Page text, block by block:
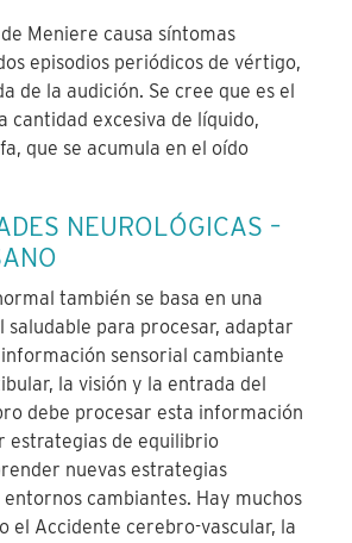
Meniere causa síntomas
episodios periódicos de vértigo,
de la audición. Se cree que es el
cantidad excesiva de líquido,
que se acumula en el oído
NEUROLÓGICAS –
también se basa en una
saludable para procesar, adaptar
sensorial cambiante
la visión y la entrada del
debe procesar esta información
estrategias de equilibrio
nuevas estrategias
cambiantes. Hay muchos
el Accidente cerebro-vascular, la